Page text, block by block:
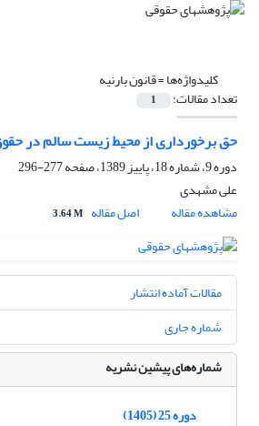
کلیدواژه‌ها =قانون بارنیه
تعداد مقالات: 1
حق برخورداری از محیط زیست سالم در
دوره 9، شماره 18، پاییز 1389، صفحه
277-296
علی مشهدی
مشاهده مقاله
اصل مقاله 3.64 M
مقالات آماده انتشار
شماره جاری
شماره‌های پیشین نشریه
دوره 25 (1405)